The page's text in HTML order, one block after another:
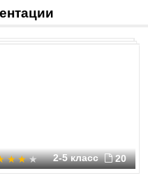
2-5 класс 20